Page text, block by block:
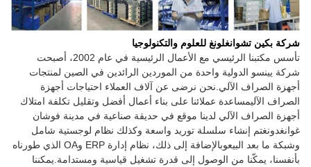
شركة بكين تشوانغلونغ للعلوم والتكنولوجيا
تأسس مكتبنا الرئيسي مع الأعمال الرئيسية في عام 2002، أصبحت
شركة يينسو الدولية واحدة من الموردين الرائدين في الصين لمنتجات
أجهزة الصراف الآلي.نحن نرضى عن آلاف العملاء احتياجات أجهزة
الصراف الآليمساعدة عملائنا على بناء أعمال أفضل وتقليل تكلفة امتلاك
أجهزة الصراف الآلي لدينا موقع في حديقة صناعية في مدينة فوشان
غوانغدونغتم إنشاء سلسلة توريد واسعة وكذلك نظام لوجستية شامل
وشبكة ما بعد البيعوبالإضافة إلى ذلك، نظام إدارة ERP وOA الذي طورناه
بأنفسنا، يمكّنا من الوصول إلى قدرة تشغيل قياسية ومستدامة.يمكننا